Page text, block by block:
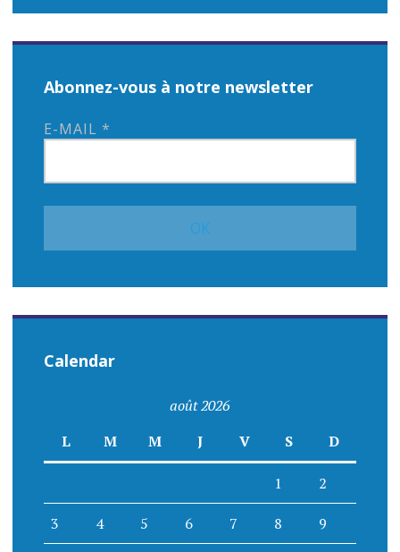
Abonnez-vous à notre newsletter
E-MAIL *
Calendar
août 2026
L
M M J V S D
1 2
3 4 5 6 7 8 9